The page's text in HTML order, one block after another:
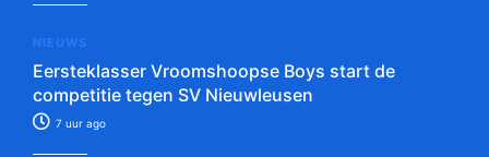
NIEUWS
Eersteklasser Vroomshoopse Boys start de
competitie tegen SV Nieuwleusen
7 uur ago